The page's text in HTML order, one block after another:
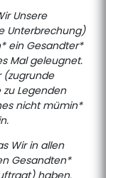
Unsere
Unterbrechung)
ein Gesandter*
Mal geleugnet.
(zugrunde
Legenden
nicht mümin*
Wir in allen
Gesandten*
haben.